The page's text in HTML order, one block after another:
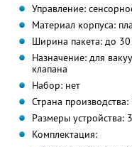
Управление:
Материал корпуса:
Ширина пакета: до
Назначение: для
клапана
Набор: нет
Страна производства:
Размеры
Комплектация: